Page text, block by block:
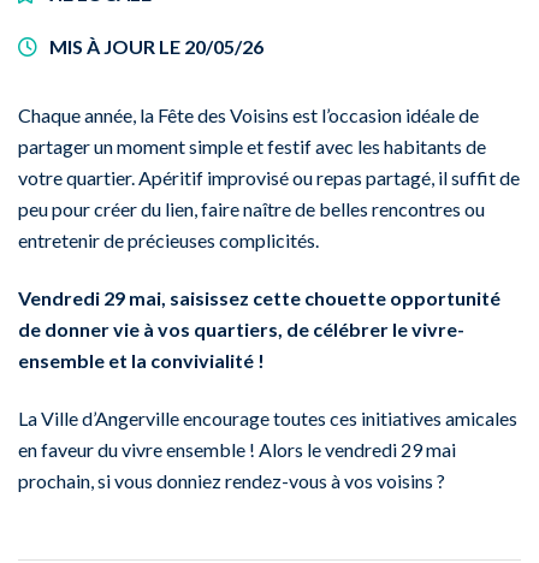
MIS À JOUR LE 20/05/26
Chaque année, la Fête des Voisins est l’occasion idéale de
partager un moment simple et festif avec les habitants de
votre quartier. Apéritif improvisé ou repas partagé, il suffit de
peu pour créer du lien, faire naître de belles rencontres ou
entretenir de précieuses complicités.
Vendredi 29 mai, saisissez cette chouette opportunité
de donner vie à vos quartiers, de célébrer le vivre-
ensemble et la convivialité !
La Ville d’Angerville encourage toutes ces initiatives amicales
en faveur du vivre ensemble ! Alors le vendredi 29 mai
prochain, si vous donniez rendez-vous à vos voisins ?